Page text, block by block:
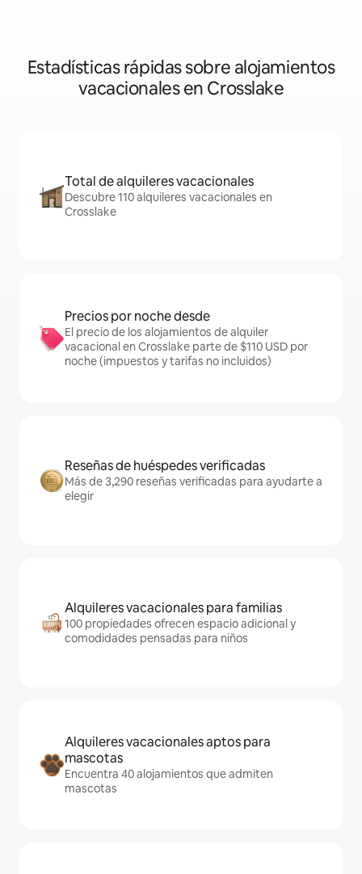
Estadísticas rápidas sobre alojamientos
vacacionales en Crosslake
Total de alquileres vacacionales
Descubre 110 alquileres vacacionales en
Crosslake
Precios por noche desde
El precio de los alojamientos de alquiler
vacacional en Crosslake parte de $110 USD por
noche (impuestos y tarifas no incluidos)
Reseñas de huéspedes verificadas
Más de 3,290 reseñas verificadas para ayudarte a
elegir
Alquileres vacacionales para familias
100 propiedades ofrecen espacio adicional y
comodidades pensadas para niños
Alquileres vacacionales aptos para
mascotas
Encuentra 40 alojamientos que admiten
mascotas